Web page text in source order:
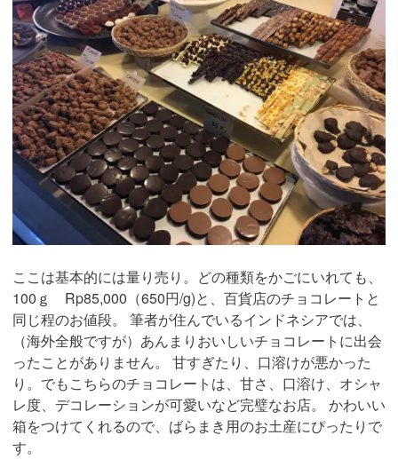
ここは基本的には量り売り。どの種類をかごにいれても、
100ｇ Rp85,000（650円/g)と、百貨店のチョコレートと
同じ程のお値段。 筆者が住んでいるインドネシアでは、
（海外全般ですが）あんまりおいしいチョコレートに出会
ったことがありません。 甘すぎたり、口溶けが悪かった
り。でもこちらのチョコレートは、甘さ、口溶け、オシャ
レ度、デコレーションが可愛いなど完璧なお店。 かわいい
箱をつけてくれるので、ばらまき用のお土産にぴったりで
す。